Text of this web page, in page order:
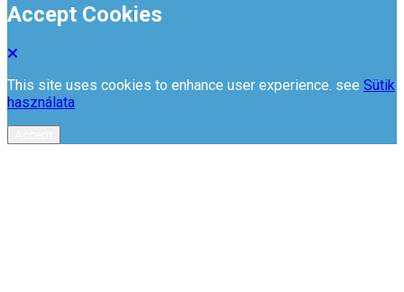
Accept Cookies
This site uses cookies to enhance user experience. see Sütik
használata